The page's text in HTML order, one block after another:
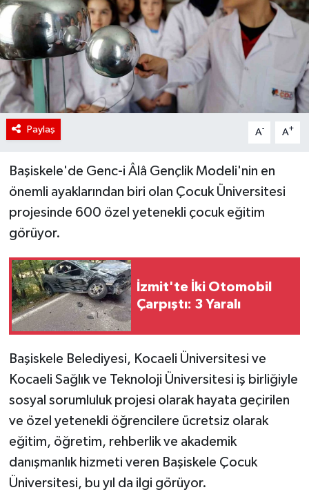
Paylaş A- A+
Başiskele'de Genc-i Âlâ Gençlik Modeli'nin en
önemli ayaklarından biri olan Çocuk Üniversitesi
projesinde 600 özel yetenekli çocuk eğitim
görüyor.
İzmit'te İki Otomobil
Çarpıştı: 3 Yaralı
Başiskele Belediyesi, Kocaeli Üniversitesi ve
Kocaeli Sağlık ve Teknoloji Üniversitesi iş birliğiyle
sosyal sorumluluk projesi olarak hayata geçirilen
ve özel yetenekli öğrencilere ücretsiz olarak
eğitim, öğretim, rehberlik ve akademik
danışmanlık hizmeti veren Başiskele Çocuk
Üniversitesi, bu yıl da ilgi görüyor.